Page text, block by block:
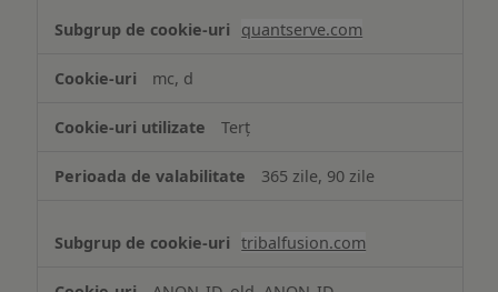
quantserve.com
mc, d
Terț
365 zile, 90 zile
tribalfusion.com